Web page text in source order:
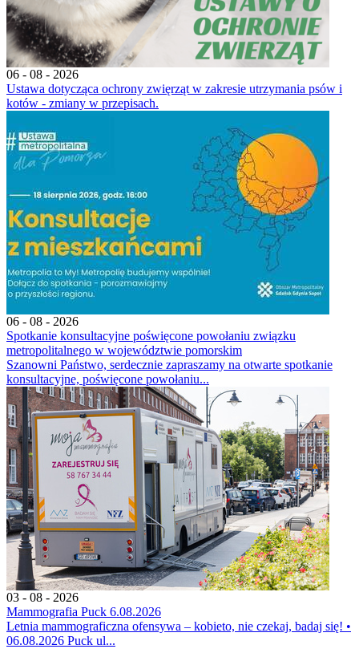
06 - 08 - 2026
Ustawa dotycząca ochrony zwięrząt w zakresie utrzymania psów i
kotów - zmiany w przepisach.
06 - 08 - 2026
Spotkanie konsultacyjne poświęcone powołaniu związku
metropolitalnego w województwie pomorskim
Szanowni Państwo, serdecznie zapraszamy na otwarte spotkanie
konsultacyjne, poświęcone powołaniu...
03 - 08 - 2026
Mammografia Puck 6.08.2026
Letnia mammograficzna ofensywa – kobieto, nie czekaj, badaj się! •
06.08.2026 Puck ul...